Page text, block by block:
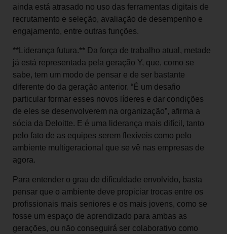
ainda está atrasado no uso das ferramentas digitais de
recrutamento e seleção, avaliação de desempenho e
engajamento, entre outras funções.
**Liderança futura.** Da força de trabalho atual, metade
já está representada pela geração Y, que, como se
sabe, tem um modo de pensar e de ser bastante
diferente do da geração anterior. “É um desafio
particular formar esses novos líderes e dar condições
de eles se desenvolverem na organização”, afirma a
sócia da Deloitte. E é uma liderança mais difícil, tanto
pelo fato de as equipes serem flexíveis como pelo
ambiente multigeracional que se vê nas empresas de
agora.
Para entender o grau de dificuldade envolvido, basta
pensar que o ambiente deve propiciar trocas entre os
profissionais mais seniores e os mais jovens, como se
fosse um espaço de aprendizado para ambas as
gerações, ou não conseguirá ser colaborativo como